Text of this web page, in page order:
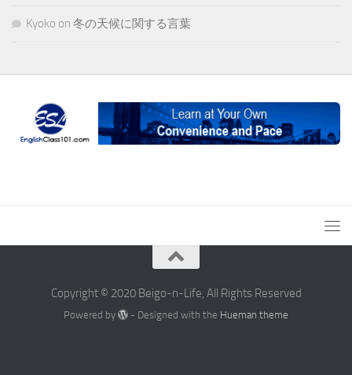
Kyoko on 冬の天候に関する言葉
Copyright © 2020 Beigo-n-Life, All Rights Reserved
Powered by - Designed with the Hueman theme